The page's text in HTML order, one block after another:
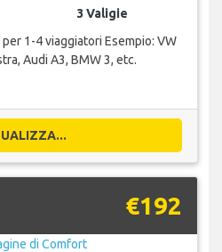
3 Valigie
1-4 viaggiatori Esempio: VW
Audi A3, BMW 3, etc.
€192